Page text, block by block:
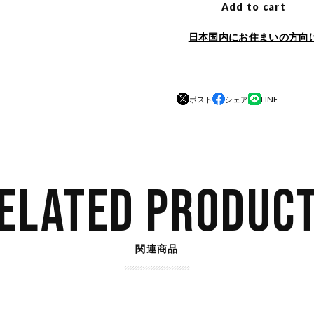
Add to cart
日本国内にお住まいの方向
ポスト シェア LINE
関連商品